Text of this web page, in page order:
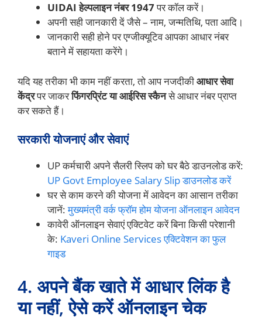
UIDAI हेल्पलाइन नंबर 1947पर कॉल करें।
अपनी सही जानकारी दें जैसे – नाम, जन्मतिथि, पता आदि।
जानकारी सही होने पर एग्जीक्यूटिव आपका आधार नंबर
बताने में सहायता करेंगे।
यदि यह तरीका भी काम नहीं करता, तो आप नजदीकीआधार सेवा
केंद्रपर जाकरफिंगरप्रिंट या आईरिस स्कैनसे आधार नंबर प्राप्त
कर सकते हैं।
सरकारी योजनाएं और सेवाएं
UP कर्मचारी अपने सैलरी स्लिप को घर बैठे डाउनलोड करें:
UP Govt Employee Salary Slip डाउनलोड करें
घर से काम करने की योजना में आवेदन का आसान तरीका
जानें:मुख्यमंत्री वर्क फ्रॉम होम योजना ऑनलाइन आवेदन
कावेरी ऑनलाइन सेवाएं एक्टिवेट करें बिना किसी परेशानी
के: Kaveri Online Services एक्टिवेशन का फुल
गाइड
4. अपने बैंक खाते में आधार लिंक है
या नहीं, ऐसे करें ऑनलाइन चेक